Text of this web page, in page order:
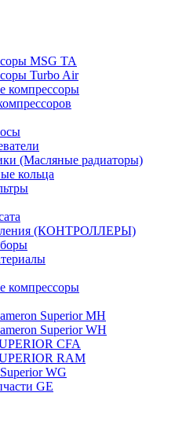
MSG TA
Turbo Air
компрессоры
(Масляные радиаторы)
кольца
(КОНТРОЛЛЕРЫ)
компрессоры
Superior MH
Superior WH
CFA
RAM
WG
GE